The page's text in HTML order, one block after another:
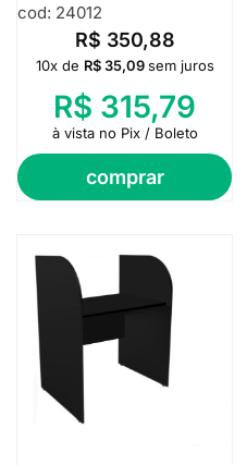
cod: 24012
R$ 350,88
comprar
10x de R$35,09 sem juros
R$ 315,79
à vista no Pix / Boleto